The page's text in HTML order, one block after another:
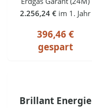
2.256,24 € im 1. Jahr
396,46 €
gespart
Brillant Energie